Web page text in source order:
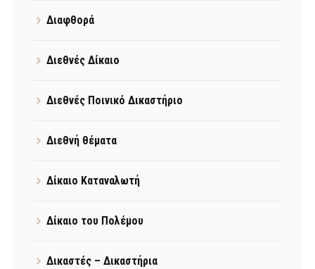
Διαφθορά
Διεθνές Δίκαιο
Διεθνές Ποινικό Δικαστήριο
Διεθνή θέματα
Δίκαιο Καταναλωτή
Δίκαιο του Πολέμου
Δικαστές – Δικαστήρια